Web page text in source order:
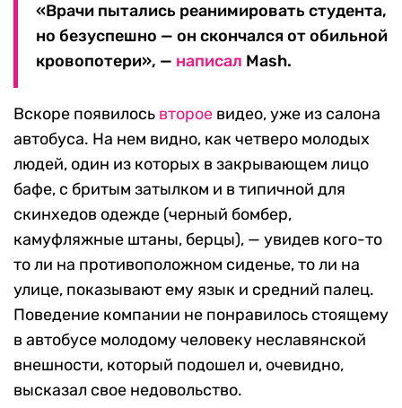
«Врачи пытались реанимировать студента,
но безуспешно — он скончался от обильной
кровопотери», — написал Mash.
Вскоре появилось второе видео, уже из салона
автобуса. На нем видно, как четверо молодых
людей, один из которых в закрывающем лицо
бафе, с бритым затылком и в типичной для
скинхедов одежде (черный бомбер,
камуфляжные штаны, берцы), — увидев кого-то
то ли на противоположном сиденье, то ли на
улице, показывают ему язык и средний палец.
Поведение компании не понравилось стоящему
в автобусе молодому человеку неславянской
внешности, который подошел и, очевидно,
высказал свое недовольство.